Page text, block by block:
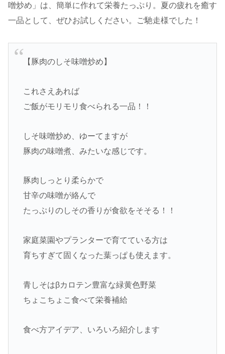
噌炒め」は、簡単に作れて栄養たっぷり。夏の疲れを癒す
一品として、ぜひお試しください。ご馳走様でした！
【豚肉のしそ味噌炒め】
これさえあれば
ご飯がモリモリ食べられる一品！！
しそ味噌炒め、ゆーてますが
豚肉の味噌煮、みたいな感じです。
豚肉しっとり柔らかで
甘辛の味噌が絡んで
たっぷりのしその香りが食欲をそそる！！
家庭菜園やプランターで育てている方は
育ちすぎて固くなった葉っぱも使えます。
青しそはβカロテン豊富な緑黄色野菜
ちょこちょこ食べて栄養補給
食べ方アイデア、いろいろ紹介します